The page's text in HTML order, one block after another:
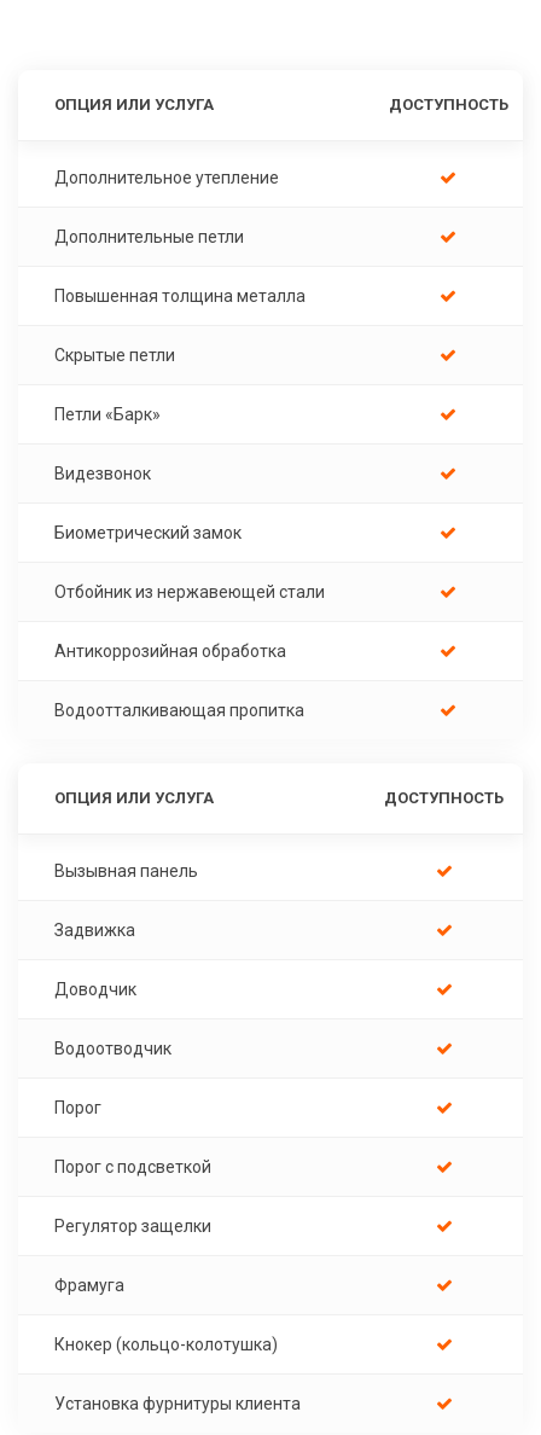
ОПЦИЯ ИЛИ УСЛУГА ДОСТУПНОСТЬ
Дополнительное утепление
Дополнительные петли
Повышенная толщина металла
Скрытые петли
Петли «Барк»
Видезвонок
Биометрический замок
Отбойник из нержавеющей стали
Антикоррозийная обработка
Водоотталкивающая пропитка
ОПЦИЯ ИЛИ УСЛУГА ДОСТУПНОСТЬ
Вызывная панель
Задвижка
Доводчик
Водоотводчик
Порог
Порог с подсветкой
Регулятор защелки
Фрамуга
Кнокер (кольцо-колотушка)
Установка фурнитуры клиента